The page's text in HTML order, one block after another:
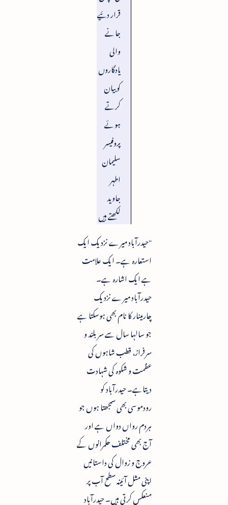
قرار دئیے
جانے
والی
یادگاروں
کو بیان
کرتے
ہوئے
پروفیسر
سلیمان
اطہر
جاوید
لکھتے ہیں
"حیدرآباد میرے نزدیک ایک
استعارہ ہے۔ ایک علامت
ہے ایک اشارہ ہے۔
حیدرآباد میرے نزدیک
چارمینار کا نام بھی ہوسکتا ہے
جو سالہا سال سے سربلند و
سرفراز، قطب شاہوں کی
عظمت و شکوہ کی شہادت
دیتاہے۔ حیدرآباد کو
رودموسی بھی سمجھتا ہوں جو
ہردم رواں دواں ہے اور
آج بھی مختلف حکمرانوں کے
عروج و زوال کی داستانیں
اپنی مثل آئینہ سطح آب پر
منعکس کرتی ہیں۔ حیدرآباد